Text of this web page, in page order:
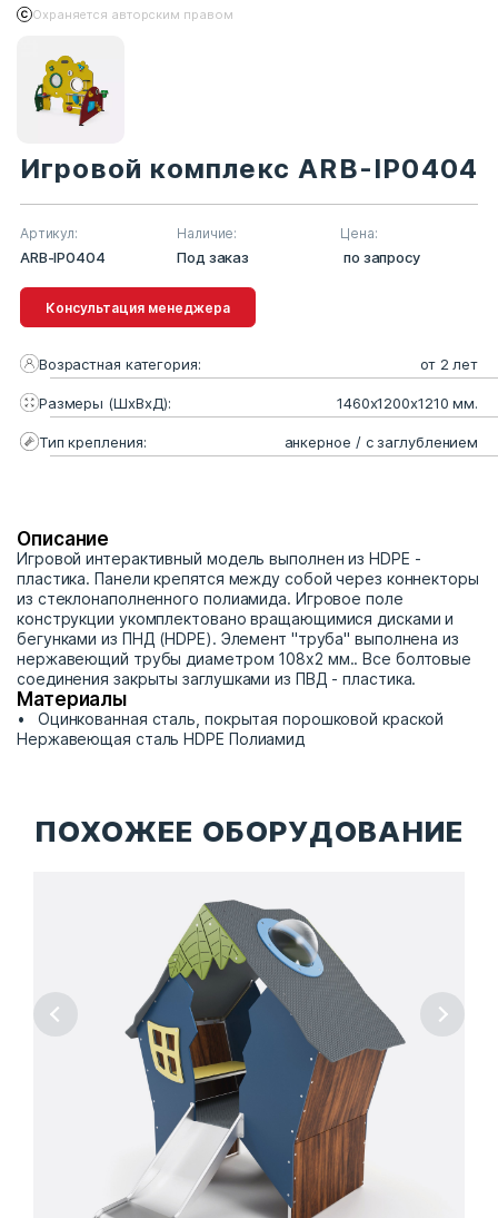
Охраняется авторским правом
Игровой комплекс ARB-IP0404
Артикул:
ARB-IP0404
Наличие:
Под заказ
Цена:
по запросу
Консультация менеджера
Возрастная категория: от 2 лет
Размеры (ШхВхД): 1460х1200х1210 мм.
Тип крепления: анкерное / с заглублением
Описание
Игровой интерактивный модель выполнен из HDPE -
пластика. Панели крепятся между собой через коннекторы
из стеклонаполненного полиамида. Игровое поле
конструкции укомплектовано вращающимися дисками и
бегунками из ПНД (HDPE). Элемент "труба" выполнена из
нержавеющий трубы диаметром 108х2 мм.. Все болтовые
соединения закрыты заглушками из ПВД - пластика.
Материалы
Оцинкованная сталь, покрытая порошковой краской
Нержавеющая сталь HDPE Полиамид
ПОХОЖЕЕ ОБОРУДОВАНИЕ